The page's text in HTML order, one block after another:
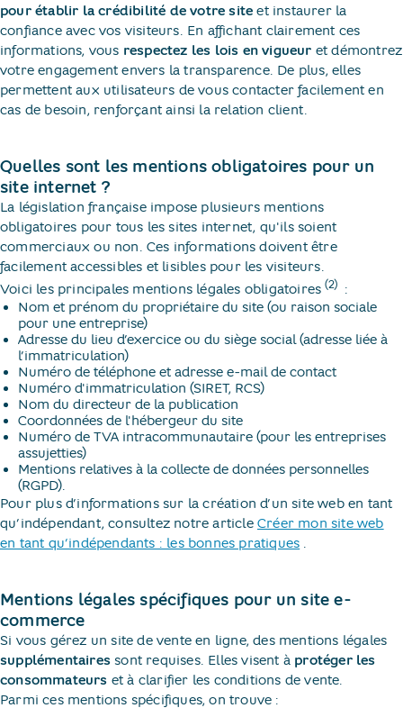
pour établir la crédibilité de votre site et instaurer la
confiance avec vos visiteurs. En affichant clairement ces
informations, vous respectez les lois en vigueur et démontrez
votre engagement envers la transparence. De plus, elles
permettent aux utilisateurs de vous contacter facilement en
cas de besoin, renforçant ainsi la relation client.
Quelles sont les mentions obligatoires pour un
site internet ?
La législation française impose plusieurs mentions
obligatoires pour tous les sites internet, qu'ils soient
commerciaux ou non. Ces informations doivent être
facilement accessibles et lisibles pour les visiteurs.
Voici les principales mentions légales obligatoires(2) ​ :
Nom et prénom du propriétaire du site (ou raison sociale
pour une entreprise)
Adresse du lieu d’exercice ou du siège social (adresse liée à
l’immatriculation)
Numéro de téléphone et adresse e-mail de contact
Numéro d'immatriculation (SIRET, RCS)
Nom du directeur de la publication
Coordonnées de l'hébergeur du site
Numéro de TVA intracommunautaire (pour les entreprises
assujetties)
Mentions relatives à la collecte de données personnelles
(RGPD).
Pour plus d’informations sur la création d’un site web en tant
qu’indépendant, consultez notre article Créer mon site web
en tant qu’indépendants : les bonnes pratiques ​.
Mentions légales spécifiques pour un site e-
commerce
Si vous gérez un site de vente en ligne, des mentions légales
supplémentaires sont requises. Elles visent à protéger les
consommateurs et à clarifier les conditions de vente.
Parmi ces mentions spécifiques, on trouve :